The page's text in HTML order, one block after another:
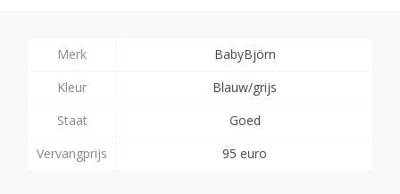
Merk
BabyBjörn
Kleur
Blauw/grijs
Staat
Goed
Vervangprijs
95 euro